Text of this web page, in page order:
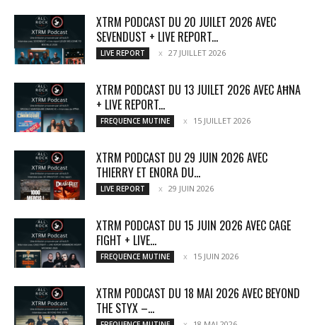
XTRM PODCAST DU 20 JUILET 2026 AVEC
SEVENDUST + LIVE REPORT...
LIVE REPORT 27 JUILLET 2026
XTRM PODCAST DU 13 JUILET 2026 AVEC AĦNA
+ LIVE REPORT...
FREQUENCE MUTINE 15 JUILLET 2026
XTRM PODCAST DU 29 JUIN 2026 AVEC
THIERRY ET ENORA DU...
LIVE REPORT 29 JUIN 2026
XTRM PODCAST DU 15 JUIN 2026 AVEC CAGE
FIGHT + LIVE...
FREQUENCE MUTINE 15 JUIN 2026
XTRM PODCAST DU 18 MAI 2026 AVEC BEYOND
THE STYX –...